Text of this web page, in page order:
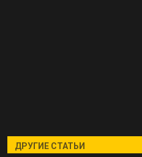
ДРУГИЕ СТАТЬИ